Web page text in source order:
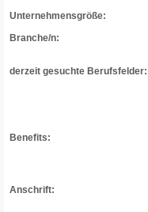
Unternehmensgröße:
Branche/n:
derzeit gesuchte Berufsfelder:
Benefits:
Anschrift: